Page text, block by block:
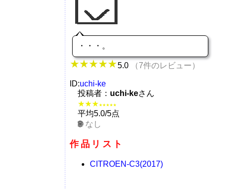
・・・。
5.0 （7件のレビュー）
ID:uchi-ke
投稿者： uchi-keさん
★★★ ★★★★★
平均5.0/5点
なし
作品リスト
CITROEN-C3(2017)